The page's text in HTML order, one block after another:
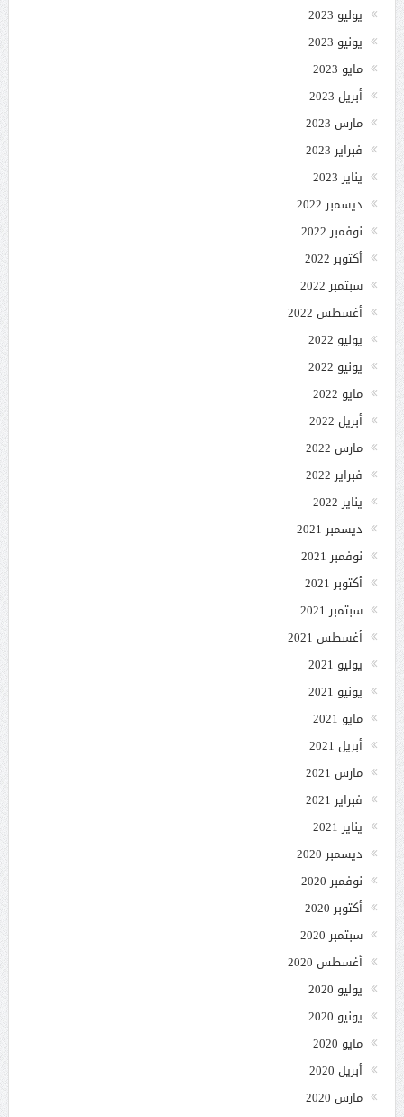
يوليو 2023
يونيو 2023
مايو 2023
أبريل 2023
مارس 2023
فبراير 2023
يناير 2023
ديسمبر 2022
نوفمبر 2022
أكتوبر 2022
سبتمبر 2022
أغسطس 2022
يوليو 2022
يونيو 2022
مايو 2022
أبريل 2022
مارس 2022
فبراير 2022
يناير 2022
ديسمبر 2021
نوفمبر 2021
أكتوبر 2021
سبتمبر 2021
أغسطس 2021
يوليو 2021
يونيو 2021
مايو 2021
أبريل 2021
مارس 2021
فبراير 2021
يناير 2021
ديسمبر 2020
نوفمبر 2020
أكتوبر 2020
سبتمبر 2020
أغسطس 2020
يوليو 2020
يونيو 2020
مايو 2020
أبريل 2020
مارس 2020